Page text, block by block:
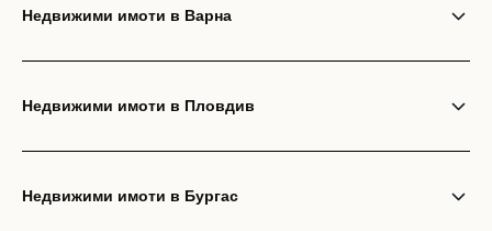
Недвижими имоти в Варна
Недвижими имоти в Пловдив
Недвижими имоти в Бургас